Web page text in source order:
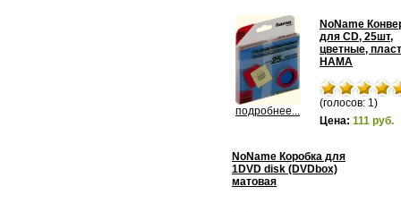
подробнее...
NoName
для CD, 25шт,
цветные,
HAMA
(голосов: 1)
Цена: 111 руб.
NoName Коробка для
1DVD disk (DVDbox)
матовая